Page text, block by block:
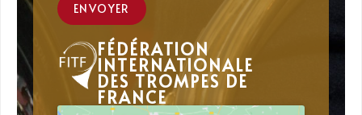
ENVOYER
FÉDÉRATION
INTERNATIONALE
DES TROMPES DE
FRANCE